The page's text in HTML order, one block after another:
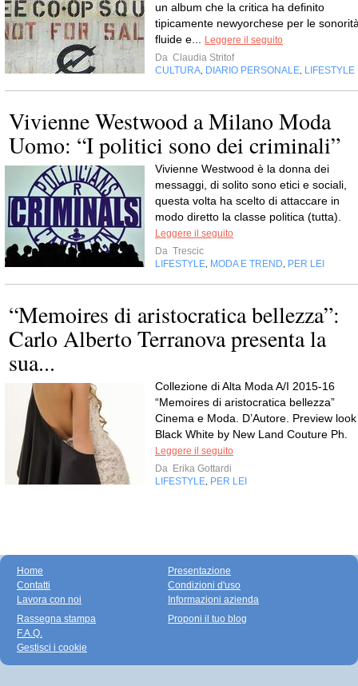
un album che la critica ha definito
tipicamente newyorchese per le
fluide e...
Leggere il seguito
Da Claudia Stritof
CULTURA DIARIO PERSONALE LIFESTYLE
Vivienne Westwood a Milano Moda
Uomo: “I politici sono dei criminali”
Vivienne Westwood è la donna dei
messaggi, di solito sono etici e sociali,
questa volta ha scelto di attaccare in
modo diretto la classe politica (tutta).
Leggere il seguito
Da Trescic
LIFESTYLE MODA E TREND PER LEI
“Memoires di aristocratica bellezza”:
Carlo Alberto Terranova presenta la
sua...
Collezione di Alta Moda A/I 2015-16
“Memoires di aristocratica bellezza”
Cinema e Moda. D’Autore. Preview look
Black White by New Land Couture Ph.
Leggere il seguito
Da Erika Gottardi
LIFESTYLE PER LEI
Home
Contatti
Lavora con noi
Presentazione
Condizioni d'uso
Informazioni azienda
Rassegna stampa
F.A.Q.
Gestisci i cookie
Proponi il tuo blog